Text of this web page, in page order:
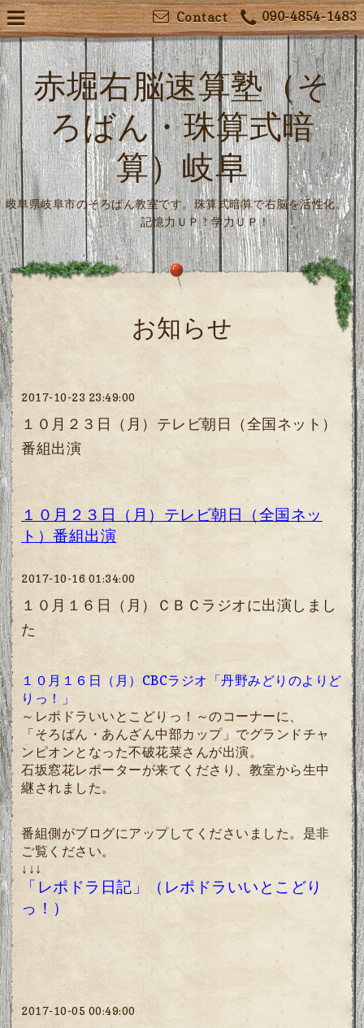
090-4854-1483
Contact
赤堀右脳速算塾（そ
ろばん・珠算式暗
算）岐阜
岐阜県岐阜市のそろばん教室です。珠算式暗算で右脳を活性化。
記憶力ＵＰ！学力ＵＰ！
お知らせ
2017-10-23 23:49:00
１０月２３日（月）テレビ朝日（全国ネット）
番組出演
１０月２３日（月）テレビ朝日（全国ネッ
ト）番組出演
2017-10-16 01:34:00
１０月１６日（月）ＣＢＣラジオに出演しまし
た
１０月１６日（月）CBCラジオ「丹野みどりのよりど
りっ！」
～レポドラいいとこどりっ！～のコーナーに、
「そろばん・あんざん中部カップ」でグランドチャ
ンピオンとなった不破花菜さんが出演。
石坂窓花レポーターが来てくださり、教室から生中
継されました。
番組側がブログにアップしてくださいました。是非
ご覧ください。
↓↓↓
「レポドラ日記」（レポドラいいとこどり
っ！）
2017-10-05 00:49:00